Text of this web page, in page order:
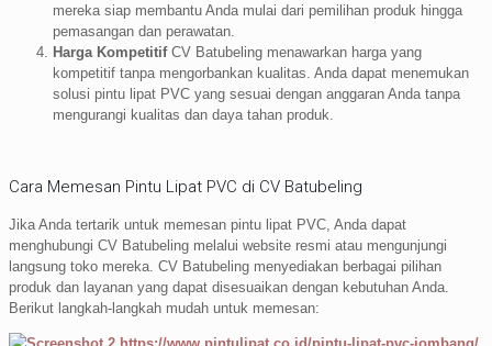
mereka siap membantu Anda mulai dari pemilihan produk hingga
pemasangan dan perawatan.
Harga KompetitifCV Batubeling menawarkan harga yang
kompetitif tanpa mengorbankan kualitas. Anda dapat menemukan
solusi pintu lipat PVC yang sesuai dengan anggaran Anda tanpa
mengurangi kualitas dan daya tahan produk.
Cara Memesan Pintu Lipat PVC di CV Batubeling
Jika Anda tertarik untuk memesan pintu lipat PVC, Anda dapat
menghubungi CV Batubeling melalui website resmi atau mengunjungi
langsung toko mereka. CV Batubeling menyediakan berbagai pilihan
produk dan layanan yang dapat disesuaikan dengan kebutuhan Anda.
Berikut langkah-langkah mudah untuk memesan: